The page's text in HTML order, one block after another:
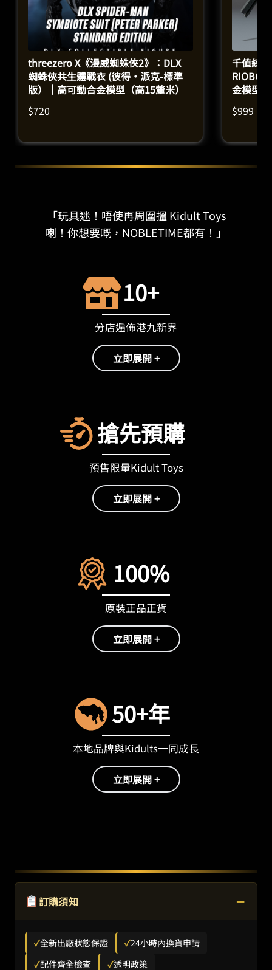
threezero X《漫威蜘蛛俠2》：DLX
蜘蛛俠共生體戰衣 (彼得·派克-標準
版）｜高可動合金模型（高15釐米）
$720
千值練 x
金模型
$999
「玩具迷！唔使再周圍搵 Kidult Toys
喇！你想要嘅，NOBLETIME都有！」
10+
分店遍佈港九新界
立即展開 +
搶先預購
預售限量Kidult Toys
立即展開 +
100%
原裝正品正貨
立即展開 +
50+年
本地品牌與Kidults一同成長
立即展開 +
訂購須知 −
✓全新出廠狀態保證 ✓24小時內換貨申請
✓配件齊全檢查 ✓透明政策